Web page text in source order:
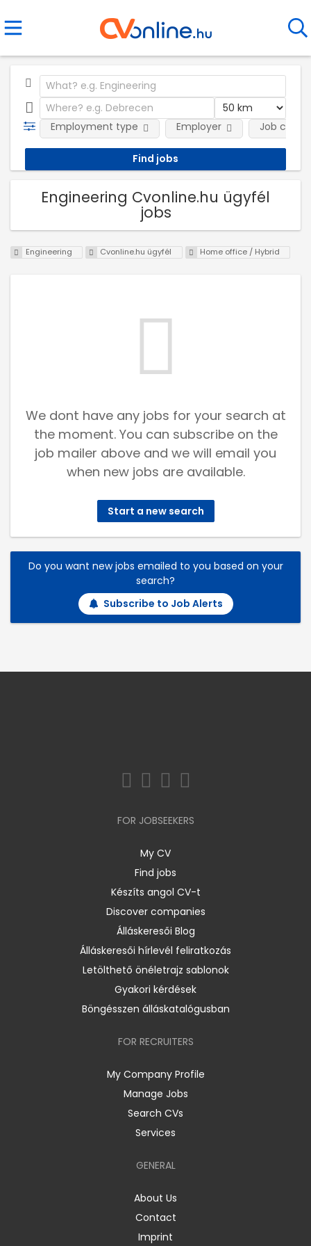
Employment type Employer Job
Engineering Cvonline.hu ügyfél
jobs
Engineering Cvonline.hu ügyfél Home office / Hybrid
We dont have any jobs for your search at
the moment. You can subscribe on the
job mailer above and we will email you
when new jobs are available.
Start a new search
Do you want new jobs emailed to you based on your
search?
Subscribe to Job Alerts
FOR JOBSEEKERS
My CV
Find jobs
Készíts angol CV-t
Discover companies
Álláskeresői Blog
Álláskeresői hírlevél feliratkozás
Letölthető önéletrajz sablonok
Gyakori kérdések
Böngésszen álláskatalógusban
FOR RECRUITERS
My Company Profile
Manage Jobs
Search CVs
Services
GENERAL
About Us
Contact
Imprint